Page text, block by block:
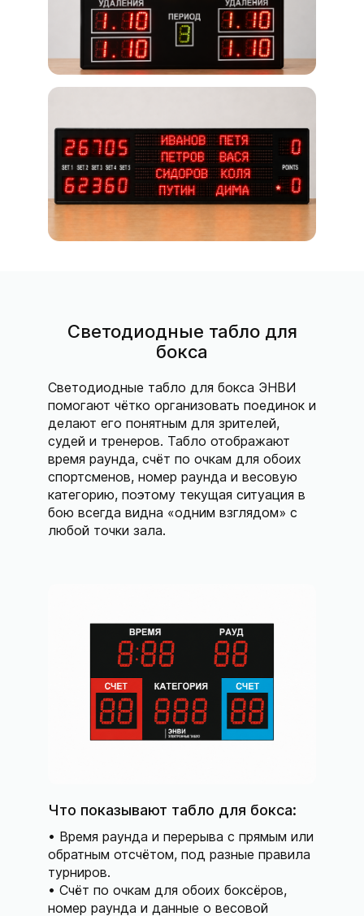
Светодиодные табло для
бокса
Светодиодные табло для бокса ЭНВИ
помогают чётко организовать поединок и
делают его понятным для зрителей,
судей и тренеров. Табло отображают
время раунда, счёт по очкам для обоих
спортсменов, номер раунда и весовую
категорию, поэтому текущая ситуация в
бою всегда видна «одним взглядом» с
любой точки зала.
Что показывают табло для бокса:
Время раунда и перерыва с прямым или
обратным отсчётом, под разные правила
турниров.
Счёт по очкам для обоих боксёров,
номер раунда и данные о весовой